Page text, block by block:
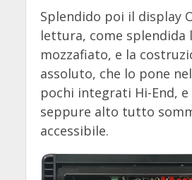
Splendido poi il display
lettura, come splendida
mozzafiato, e la
assoluto, che lo pone
pochi integrati Hi-End,
seppure alto tutto
accessibile.